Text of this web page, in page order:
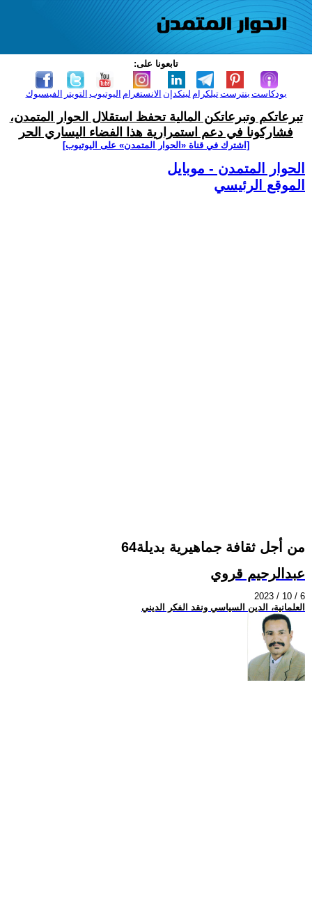
تابعونا على:
الفيسبوك التويتر اليوتيوب الانستغرام لينكدإن تيلكرامبنترست بودكاست
تبرعاتكم وتبرعاتكن المالية تحفظ استقلال الحوار المتمدن،
فشاركونا في دعم استمرارية هذا الفضاء اليساري الحر
[اشترك في قناة ‫«الحوار المتمدن» على اليوتيوب]
الحوار المتمدن - موبايل
الموقع الرئيسي
من أجل ثقافة جماهيرية بديلة64
عبدالرحيم قروي
2023 / 10 / 6
العلمانية، الدين السياسي ونقد الفكر الديني